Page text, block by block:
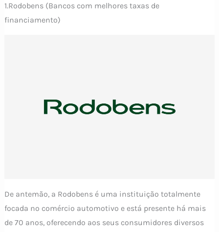
1.Rodobens (Bancos com melhores taxas de
financiamento)
De antemão, a Rodobens é uma instituição totalmente
focada no comércio automotivo e está presente há mais
de 70 anos, oferecendo aos seus consumidores diversos